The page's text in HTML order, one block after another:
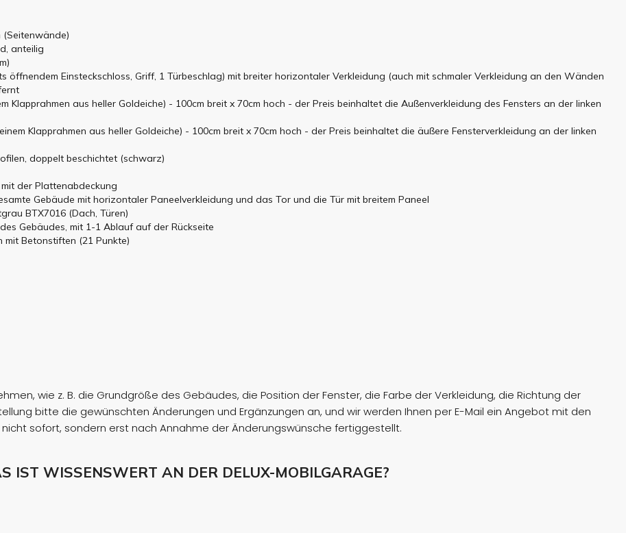
(Seitenwände)
anteilig
öffnendem Einsteckschloss, Griff, 1 Türbeschlag) mit breiter horizontaler Verkleidung (auch mit schmaler Verkleidung an den Wänden
Klapprahmen aus heller Goldeiche) - 100cm breit x 70cm hoch - der Preis beinhaltet die Außenverkleidung des Fensters an der linken
Klapprahmen aus heller Goldeiche) - 100cm breit x 70cm hoch - der Preis beinhaltet die äußere Fensterverkleidung an der linken
doppelt beschichtet (schwarz)
der Plattenabdeckung
Gebäude mit horizontaler Paneelverkleidung und das Tor und die Tür mit breitem Paneel
BTX7016 (Dach, Türen)
Gebäudes, mit 1-1 Ablauf auf der Rückseite
Betonstiften (21 Punkte)
wie z. B. die Grundgröße des Gebäudes, die Position der Fenster, die Farbe der Verkleidung, die Richtung der
bitte die gewünschten Änderungen und Ergänzungen an, und wir werden Ihnen per E-Mail ein Angebot mit den
sofort, sondern erst nach Annahme der Änderungswünsche fertiggestellt.
IST WISSENSWERT AN DER DELUX-MOBILGARAGE?